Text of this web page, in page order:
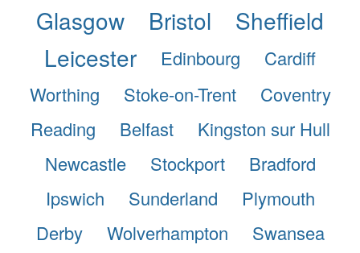
Glasgow
Bristol
Sheffield
Leicester
Edinbourg
Cardiff
Worthing
Stoke-on-Trent
Coventry
Reading
Belfast
Kingston sur Hull
Newcastle
Stockport
Bradford
Ipswich
Sunderland
Plymouth
Derby
Wolverhampton
Swansea